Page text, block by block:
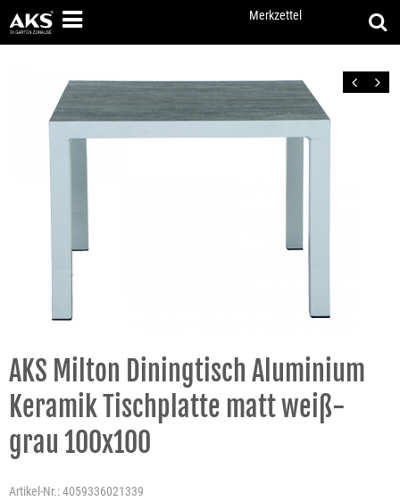
Merkzettel
Zurück Vor
AKS Milton Diningtisch Aluminium
Keramik Tischplatte matt weiß-
grau 100x100
Artikel-Nr.:4059336021339